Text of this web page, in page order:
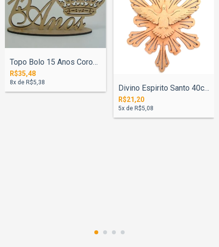
Topo Bolo 15 Anos Coroa Com Base - Pinta...
R$35,48
8x de R$5,38
Divino Espirito Santo 40cm N°1
R$21,20
5x de R$5,08